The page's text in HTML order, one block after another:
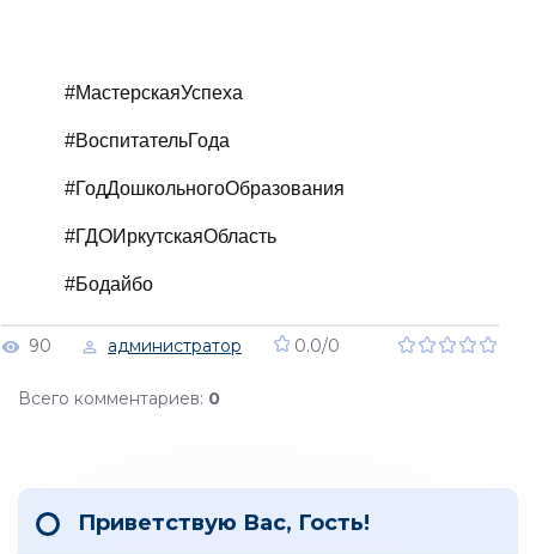
#МастерскаяУспеха
#ВоспитательГода
#ГодДошкольногоОбразования
#ГДОИркутскаяОбласть
#Бодайбо
90 администратор 0.0/0
Всего комментариев: 0
Приветствую Вас, Гость!